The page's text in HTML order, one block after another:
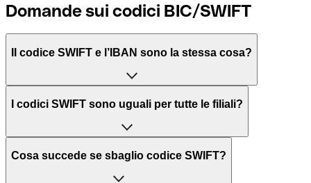
Domande sui codici BIC/SWIFT
Il codice SWIFT e l’IBAN sono la stessa cosa?
L'acronimo SWIFT sta per “Society for Worldwide
per l’elaborazione dei pagamenti tra diversi Paesi.
Il BIC, invece, sta per “Bank Identifier Code” ed è una
I codici SWIFT sono uguali per tutte le filiali?
Dipende dalle banche. In alcuni casi le banche utilizzano
Cosa succede se sbaglio codice SWIFT?